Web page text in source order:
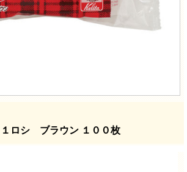
ロシ ブラウン １００枚